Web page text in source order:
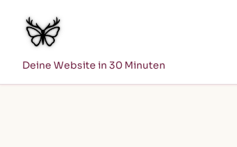
Deine Website in 30 Minuten